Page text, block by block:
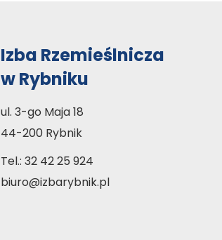
Izba Rzemieślnicza
w Rybniku
ul. 3-go Maja 18
44-200 Rybnik
Tel.: 32 42 25 924
biuro@izbarybnik.pl